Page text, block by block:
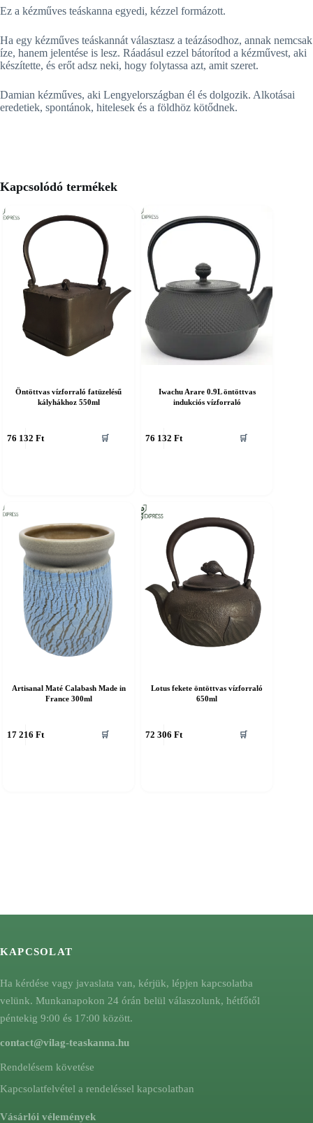
Ez a kézműves teáskanna egyedi, kézzel formázott.
Ha egy kézműves teáskannát választasz a teázásodhoz, annak nemcsak
íze, hanem jelentése is lesz. Ráadásul ezzel bátorítod a kézművest, aki
készítette, és erőt adsz neki, hogy folytassa azt, amit szeret.
Damian kézműves, aki Lengyelországban él és dolgozik. Alkotásai
eredetiek, spontánok, hitelesek és a földhöz kötődnek.
Kapcsolódó termékek
Öntöttvas vízforraló fatüzelésű
kályhákhoz 550ml
76 132 Ft 🛒
Iwachu Arare 0.9L öntöttvas
indukciós vízforraló
76 132 Ft 🛒
Artisanal Maté Calabash Made in
France 300ml
17 216 Ft 🛒
Lotus fekete öntöttvas vízforraló
650ml
72 306 Ft 🛒
KAPCSOLAT
Ha kérdése vagy javaslata van, kérjük, lépjen kapcsolatba
velünk. Munkanapokon 24 órán belül válaszolunk, hétfőtől
péntekig 9:00 és 17:00 között.
contact@vilag-teaskanna.hu
Rendelésem követése
Kapcsolatfelvétel a rendeléssel kapcsolatban
Vásárlói vélemények